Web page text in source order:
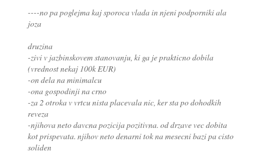
----no pa poglejma kaj sporoca vlada in njeni podporniki ala
joza
druzina
-zivi v jazbinskovem stanovanju, ki ga je prakticno dobila
(vrednost nekaj 100k EUR)
-on dela na minimalcu
-ona gospodinji na crno
-za 2 otroka v vrtcu nista placevala nic, ker sta po dohodkih
reveza
-njihova neto davcna pozicija pozitivna. od drzave vec dobita
kot prispevata. njihov neto denarni tok na mesecni bazi pa cisto
soliden